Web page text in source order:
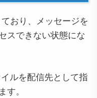
おり、メッセージを
スできない状態にな
ルを配信先として指
。